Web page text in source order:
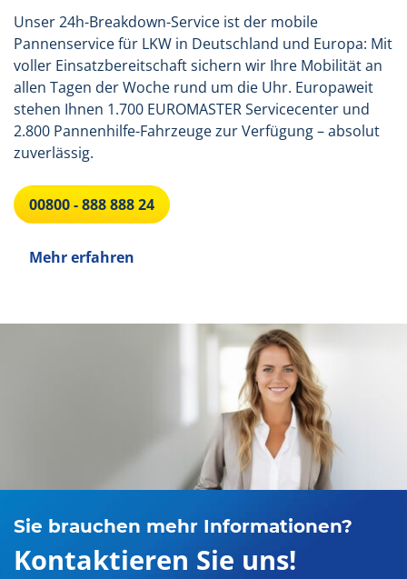
Unser 24h-Breakdown-Service ist der mobile
Pannenservice für LKW in Deutschland und Europa: Mit
voller Einsatzbereitschaft sichern wir Ihre Mobilität an
allen Tagen der Woche rund um die Uhr. Europaweit
stehen Ihnen 1.700 EUROMASTER Servicecenter und
2.800 Pannenhilfe-Fahrzeuge zur Verfügung – absolut
zuverlässig.
00800 - 888 888 24
Mehr erfahren
Sie brauchen mehr Informationen?
Kontaktieren Sie uns!